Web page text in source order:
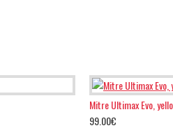
Mitre Ultimax Evo,
99.00€